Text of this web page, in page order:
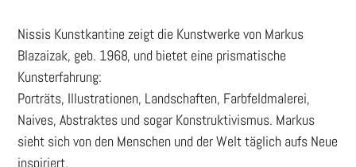
Nissis Kunstkantine zeigt die Kunstwerke von Markus
Blazaizak, geb. 1968, und bietet eine prismatische
Kunsterfahrung:
Porträts, Illustrationen, Landschaften, Farbfeldmalerei,
Naives, Abstraktes und sogar Konstruktivismus. Markus
sieht sich von den Menschen und der Welt täglich aufs Neue
inspiriert.